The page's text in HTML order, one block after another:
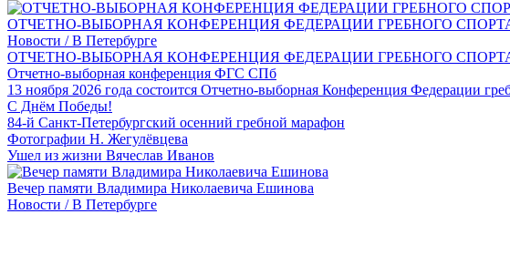
ОТЧЕТНО-ВЫБОРНАЯ КОНФЕРЕНЦИЯ ФЕДЕРАЦИИ ГРЕБНОГО
Новости / В Петербурге
ОТЧЕТНО-ВЫБОРНАЯ КОНФЕРЕНЦИЯ ФЕДЕРАЦИИ ГРЕБНОГО
Отчетно-выборная конференция ФГС СПб
13 ноября 2026 года состоится Отчетно-выборная Конференция Федерации
С Днём Победы!
84-й Санкт-Петербургский осенний гребной марафон
Фотографии Н. Жегулёвцева
Ушел из жизни Вячеслав Иванов
Вечер памяти Владимира Николаевича Ешинова
Новости / В Петербурге